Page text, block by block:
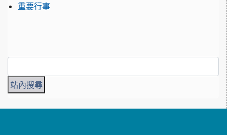
重要行事